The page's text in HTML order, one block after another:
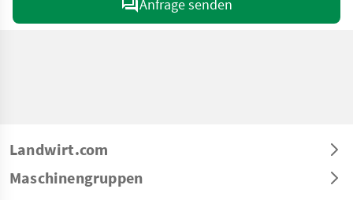
Anfrage senden
Landwirt.com
Maschinengruppen